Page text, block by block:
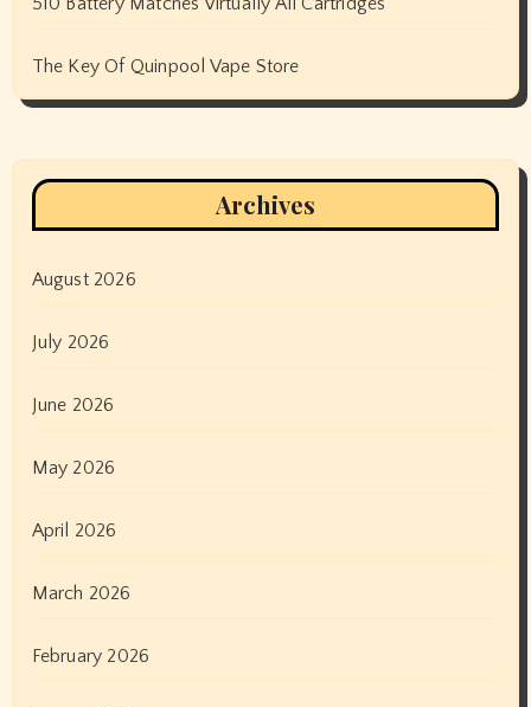
The Key Of Quinpool Vape Store
Archives
August 2026
July 2026
June 2026
May 2026
April 2026
March 2026
February 2026